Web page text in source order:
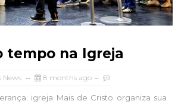
tempo na Igreja
News 8 months ago
igreja Mais de Cristo organiza sua